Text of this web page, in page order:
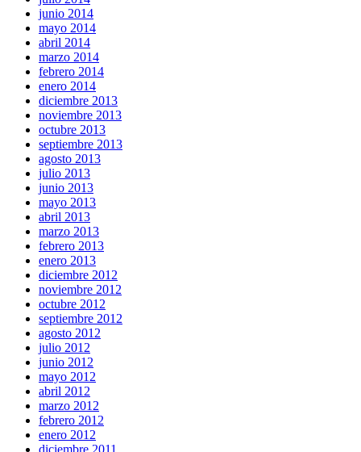
junio 2014
mayo 2014
abril 2014
marzo 2014
febrero 2014
enero 2014
diciembre 2013
noviembre 2013
octubre 2013
septiembre 2013
agosto 2013
julio 2013
junio 2013
mayo 2013
abril 2013
marzo 2013
febrero 2013
enero 2013
diciembre 2012
noviembre 2012
octubre 2012
septiembre 2012
agosto 2012
julio 2012
junio 2012
mayo 2012
abril 2012
marzo 2012
febrero 2012
enero 2012